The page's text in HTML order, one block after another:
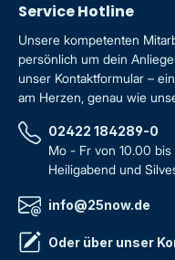
Service Hotline
Unsere kompetenten
persönlich um dein
unser Kontaktformular –
am Herzen, genau wie
02422 184289-0
Mo - Fr von 10.00 bis
Heiligabend und
info@25now.de
Oder über unser